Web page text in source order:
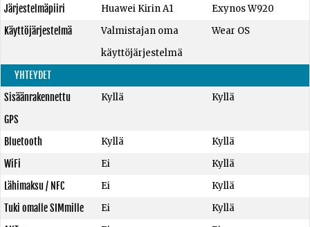
Järjestelmäpiiri
Huawei Kirin A1
Exynos W920
Käyttöjärjestelmä
Valmistajan oma
käyttöjärjestelmä
Wear OS
YHTEYDET
Sisäänrakennettu
GPS
Kyllä Kyllä
Bluetooth Kyllä
Kyllä
WiFi
Ei
Kyllä
Lähimaksu / NFC
Ei
Kyllä
Tuki omalle SIMmille
Ei
Kyllä